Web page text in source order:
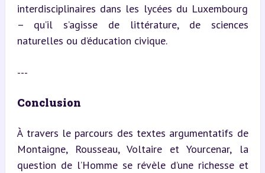
interdisciplinaires dans les lycées du Luxembourg
– qu’il s’agisse de littérature, de sciences
naturelles ou d’éducation civique.
---
Conclusion
À travers le parcours des textes argumentatifs de
Montaigne, Rousseau, Voltaire et Yourcenar, la
question de l’Homme se révèle d’une richesse et